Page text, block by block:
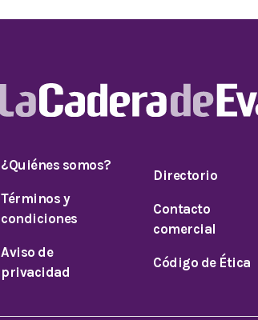
¿Quiénes somos?
Términos y
condiciones
Aviso de
privacidad
Directorio
Contacto
comercial
Código de Ética